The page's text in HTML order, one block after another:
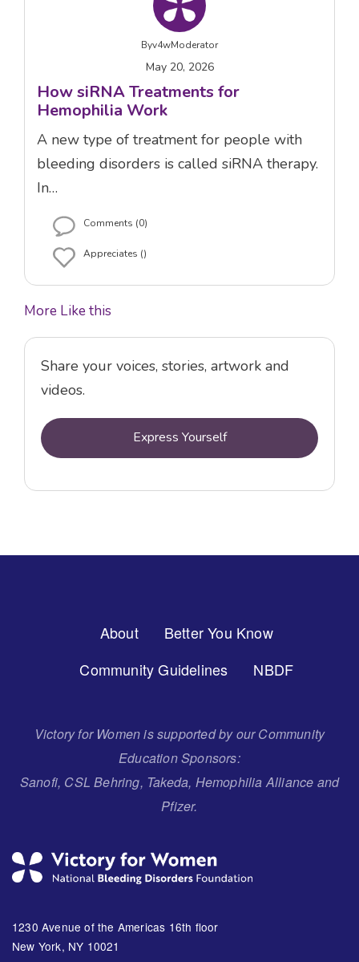
Byv4wModerator
May 20, 2026
How siRNA Treatments for
Hemophilia Work
A new type of treatment for people with
bleeding disorders is called siRNA therapy.
In…
Comments (0)
Appreciates ()
More Like this
Share your voices, stories, artwork and
videos.
Express Yourself
About
Better You Know
Community Guidelines
NBDF
Victory for Women is supported by our Community
Education Sponsors:
Sanofi, CSL Behring, Takeda, Hemophilia Alliance and
Pfizer.
1230 Avenue of the Americas 16th floor
New York, NY 10021